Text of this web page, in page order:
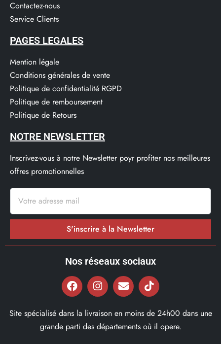
Contactez-nous
Service Clients​
PAGES LEGALES
Mention légale
Conditions générales de vente
Politique de confidentialité RGPD
Politique de remboursement
Politique de Retours
NOTRE NEWSLETTER
Inscrivez-vous à notre Newsletter poyr profiter nos meilleures
offres promotionnelles
S'inscrire à la Newsletter
Nos réseaux sociaux
Site spécialisé dans la livraison en moins de 24h00 dans une
grande parti des départements où il opere.